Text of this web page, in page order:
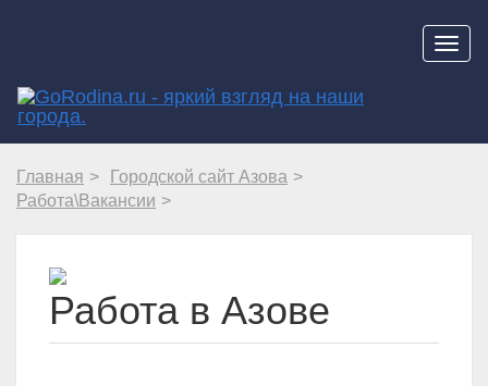
Главная
Городской сайт Азова
Работа\Вакансии
Работа в Азове